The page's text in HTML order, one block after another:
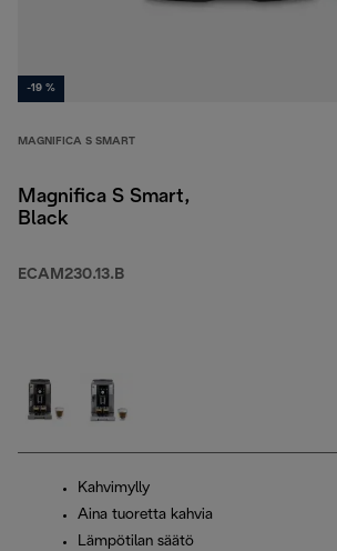
-19 %
MAGNIFICA S SMART
Magnifica S Smart,
Black
ECAM230.13.B
Kahvimylly
Aina tuoretta kahvia
Lämpötilan säätö